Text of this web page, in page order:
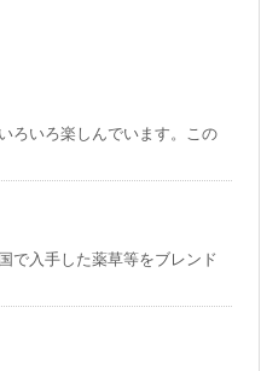
ろいろ楽しんでいます。この
で入手した薬草等をブレンド